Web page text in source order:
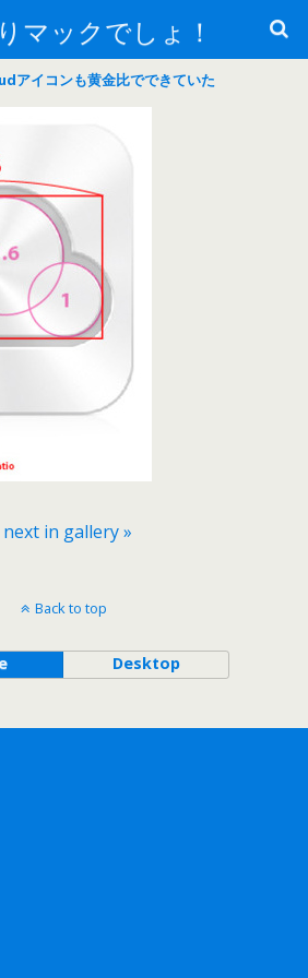
マックでしょ！
アイコンも黄金比でできていた
next in gallery »
Back to top
Desktop